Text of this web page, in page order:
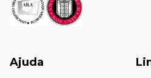
Ajuda